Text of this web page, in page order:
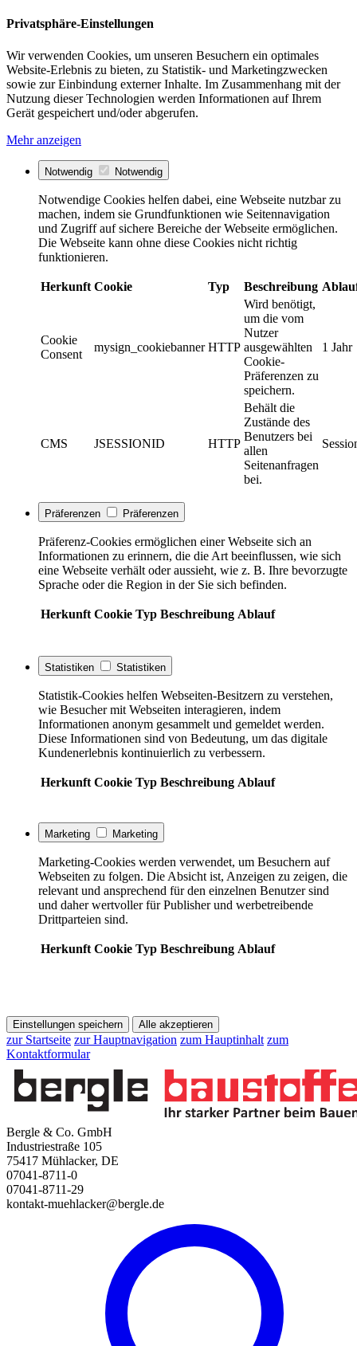
Privatsphäre-Einstellungen
Wir verwenden Cookies, um unseren Besuchern ein optimales
Website-Erlebnis zu bieten, zu Statistik- und Marketingzwecken
sowie zur Einbindung externer Inhalte. Im Zusammenhang mit der
Nutzung dieser Technologien werden Informationen auf Ihrem
Gerät gespeichert und/oder abgerufen.
Mehr anzeigen
Notwendig Notwendig
Notwendige Cookies helfen dabei, eine Webseite nutzbar zu
machen, indem sie Grundfunktionen wie Seitennavigation
und Zugriff auf sichere Bereiche der Webseite ermöglichen.
Die Webseite kann ohne diese Cookies nicht richtig
funktionieren.
Herkunft Cookie Typ Beschreibung
Cookie
Consent
mysign_cookiebanner HTTP
Wird benötigt,
um die vom
Nutzer
ausgewählten
Cookie-
Präferenzen zu
speichern.
1 Jahr
CMS JSESSIONID HTTP
Behält die
Zustände des
Benutzers bei
allen
Seitenanfragen
bei.
Präferenzen Präferenzen
Präferenz-Cookies ermöglichen einer Webseite sich an
Informationen zu erinnern, die die Art beeinflussen, wie sich
eine Webseite verhält oder aussieht, wie z. B. Ihre bevorzugte
Sprache oder die Region in der Sie sich befinden.
Herkunft Cookie Typ Beschreibung Ablauf
Statistiken Statistiken
Statistik-Cookies helfen Webseiten-Besitzern zu verstehen,
wie Besucher mit Webseiten interagieren, indem
Informationen anonym gesammelt und gemeldet werden.
Diese Informationen sind von Bedeutung, um das digitale
Kundenerlebnis kontinuierlich zu verbessern.
Herkunft Cookie Typ Beschreibung Ablauf
Marketing Marketing
Marketing-Cookies werden verwendet, um Besuchern auf
Webseiten zu folgen. Die Absicht ist, Anzeigen zu zeigen, die
relevant und ansprechend für den einzelnen Benutzer sind
und daher wertvoller für Publisher und werbetreibende
Drittparteien sind.
Herkunft Cookie Typ Beschreibung Ablauf
Einstellungen speichern Alle akzeptieren
zur Startseite zur Hauptnavigation zum Hauptinhalt zum
Kontaktformular
Bergle & Co. GmbH
Industriestraße 105
75417 Mühlacker, DE
07041-8711-0
07041-8711-29
kontakt-muehlacker@bergle.de